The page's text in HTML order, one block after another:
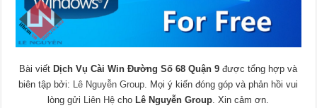
Bài viếtDịch Vụ Cài Win Đường Số 68 Quận 9 được tổng hợp và
biên tập bởi: Lê Nguyễn Group . Mọi ý kiến đóng góp và phản hồi vui
lòng gửi Liên Hệ choLê Nguyễn Group . Xin cảm ơn.